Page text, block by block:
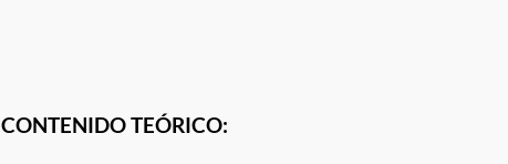
CONTENIDO TEÓRICO: